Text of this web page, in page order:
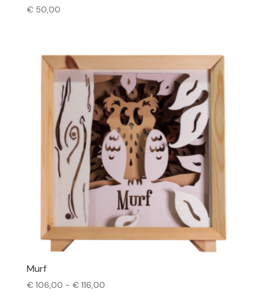
€50,00
Murf
€106,00 - €116,00Prijsklasse: